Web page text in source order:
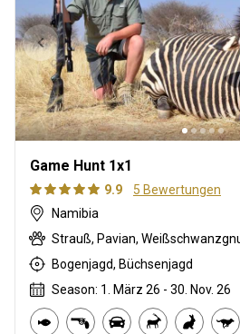
Game Hunt 1x1
9.9
5 Bewertungen
Namibia
Bogenjagd, Büchsenjagd
Season: 1. März 26 - 30. Nov. 26